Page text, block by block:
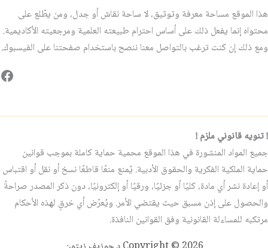
هذا الموقع مساحة معرفة وتوثيق، لا ساحة نقاش أو جدل، ومن يطّلع على
محتواه إنما يفعل ذلك على أساس احترام طبيعته العلمية ومرجعيته الأكاديمية.
ومع ذلك إن كنت ترغب بالتواصل معنا ننصح باستخدام صفحتنا على الفيسبوك.
! تنويه قانوني ملزم !
جميع المواد المنشورة في هذا الموقع محمية حماية كاملة بموجب قوانين
حماية الملكية الفكرية والحقوق الأدبية. يُمنع منعًا قاطعًا نسخ أو نقل أو اقتباس
أو إعادة نشر أي مادة، كليًا أو جزئيًا، ورقيًا أو إلكترونيًا، دون ذكر المصدر صراحةً
والحصول على إذن مسبق حيث يقتضي الأمر. ويُعرّض أي خرقٍ لهذه الأحكام
مرتكبه للمساءلة القانونية وفق القوانين النافذة.